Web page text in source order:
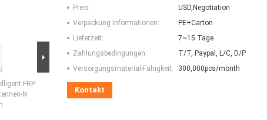
FRP
N
Preis:
USD,Negotiation
Verpackung Informationen:
PE+Carton
Lieferzeit:
7~15 Tage
Zahlungsbedingungen:
T/T, Paypal, L/C, D/P
Versorgungsmaterial-Fähigkeit:
300,000pcs/month
Kontakt